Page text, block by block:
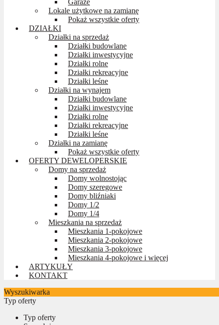
Lokale użytkowe na zamianę
Pokaż wszystkie oferty
DZIAŁKI
Działki na sprzedaż
Działki budowlane
Działki inwestycyjne
Działki rolne
Działki rekreacyjne
Działki leśne
Działki na wynajem
Działki budowlane
Działki inwestycyjne
Działki rolne
Działki rekreacyjne
Działki leśne
Działki na zamianę
Pokaż wszystkie oferty
OFERTY DEWELOPERSKIE
Domy na sprzedaż
Domy wolnostojąc
Domy szeregowe
Domy bliźniaki
Domy 1/2
Domy 1/4
Mieszkania na sprzedaż
Mieszkania 1-pokojowe
Mieszkania 2-pokojowe
Mieszkania 3-pokojowe
Mieszkania 4-pokojowe i więcej
ARTYKUŁY
KONTAKT
Wyszukiwarka
Typ oferty
Typ oferty